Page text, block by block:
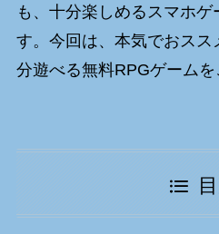
も、十分楽しめるスマホゲ
す。今回は、本気でおス
分遊べる無料RPGゲームを